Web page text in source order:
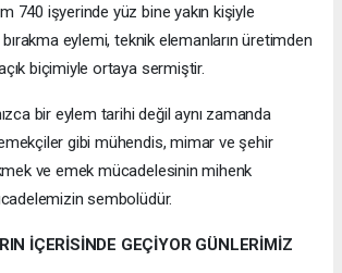
740 işyerinde yüz bine yakın kişiyle
eylemi, teknik elemanların üretimden
biçimiyle ortaya sermiştir.
bir eylem tarihi değil aynı zamanda
gibi mühendis, mimar ve şehir
ve emek mücadelesinin mihenk
sembolüdür.
İÇERİSİNDE GEÇİYOR GÜNLERİMİZ